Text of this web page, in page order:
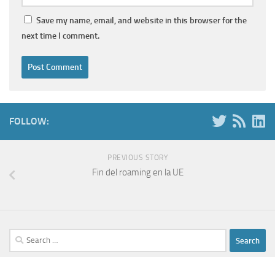
Save my name, email, and website in this browser for the
next time I comment.
FOLLOW:
PREVIOUS STORY
Fin del roaming en la UE
Search
for: